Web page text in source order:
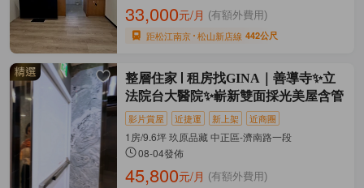
33,000元/月 (有額外費用)
距松江南京 松山新店線 442公尺
整層住家
租房找GINA｜善導寺✨立
法院台大醫院✨嶄新雙面採光美屋含管
影片賞屋 近捷運 新上架 近商圈
1房/9.6坪 玖原品藏 中正區-濟南路一段
08-04發佈
45,800元/月 (有額外費用)